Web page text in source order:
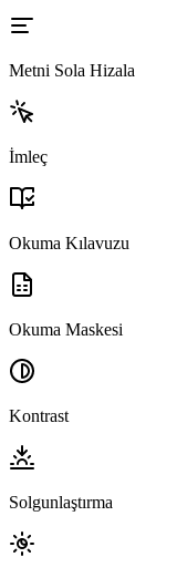
Metni Sola Hizala
İmleç
Okuma Kılavuzu
Okuma Maskesi
Kontrast
Solgunlaştırma